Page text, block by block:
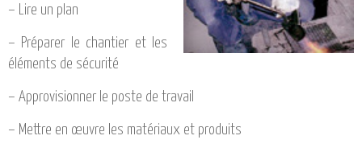
AGENDA
– Lire un plan
– Préparer le chantier et les
éléments de sécurité
– Approvisionner le poste de travail
– Mettre en œuvre les matériaux et produits